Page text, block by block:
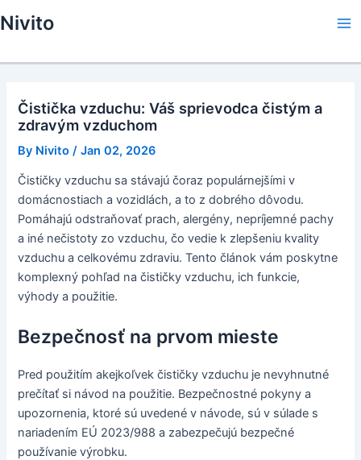
to
Nivito
Čistička vzduchu: Váš sprievodca čistým a
zdravým vzduchom
By Nivito /Jan 02, 2026
Čističky vzduchu sa stávajú čoraz populárnejšími v
domácnostiach a vozidlách, a to z dobrého dôvodu.
Pomáhajú odstraňovať prach, alergény, nepríjemné pachy
a iné nečistoty zo vzduchu, čo vedie k zlepšeniu kvality
vzduchu a celkovému zdraviu. Tento článok vám poskytne
komplexný pohľad na čističky vzduchu, ich funkcie,
výhody a použitie.
Bezpečnosť na prvom mieste
Pred použitím akejkoľvek čističky vzduchu je nevyhnutné
prečítať si návod na použitie. Bezpečnostné pokyny a
upozornenia, ktoré sú uvedené v návode, sú v súlade s
nariadením EÚ 2023/988 a zabezpečujú bezpečné
používanie výrobku.